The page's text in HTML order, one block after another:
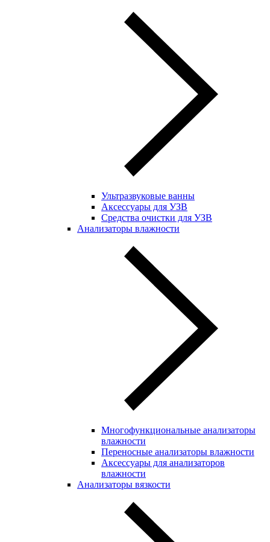
Ультразвуковые ванны
Аксессуары для УЗВ
Средства очистки для УЗВ
Анализаторы влажности
Многофункциональные анализаторы
влажности
Переносные анализаторы влажности
Аксессуары для анализаторов
влажности
Анализаторы вязкости